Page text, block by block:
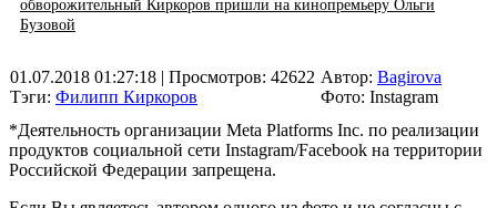
обворожительный Киркоров пришли на кинопремьеру Ольги
Бузовой
01.07.2018 01:27:18 | Просмотров: 42622
Тэги: Филипп Киркоров
Автор: Bagirova
Фото: Instagram
*Деятельность организации Meta Platforms Inc. по реализации
продуктов социальной сети Instagram/Facebook на территории
Российской Федерации запрещена.